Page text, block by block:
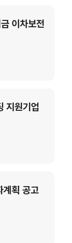
이차보전
지원기업
획 공고